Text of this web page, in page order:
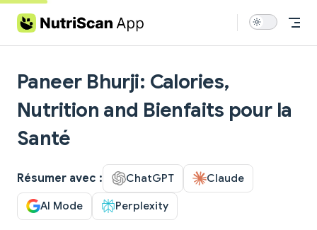
Skip to content
Paneer Bhurji: Calories,
Nutrition and Bienfaits pour la
Santé
Résumer avec : ChatGPT Claude
AI Mode Perplexity